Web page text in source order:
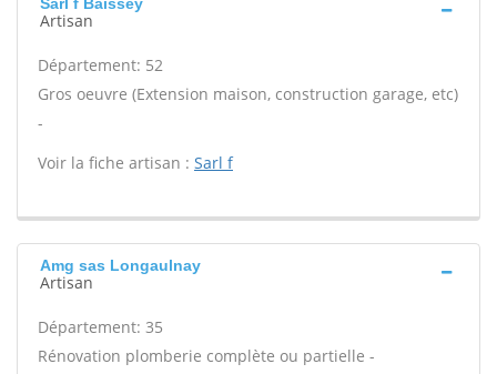
Artisan
Département: 52
Gros oeuvre (Extension maison, construction garage, etc)
-
Voir la fiche artisan : Sarl f
Amg sas Longaulnay
Artisan
Département: 35
Rénovation plomberie complète ou partielle -